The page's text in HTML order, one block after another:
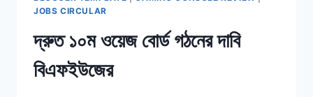
JOBS CIRCULAR
দ্রুত ১০ম ওয়েজ বোর্ড গঠনের দাবি
বিএফইউজের